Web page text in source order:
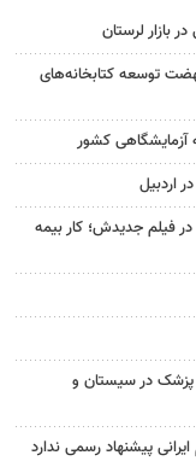
بازار لرستان
توسعه کتابخانه‌های
آزمایشگاهی کشور
فیلم جدیدش؛ کار بیمه
پزشک در سیستان و
پیشنهاد رسمی ندارد